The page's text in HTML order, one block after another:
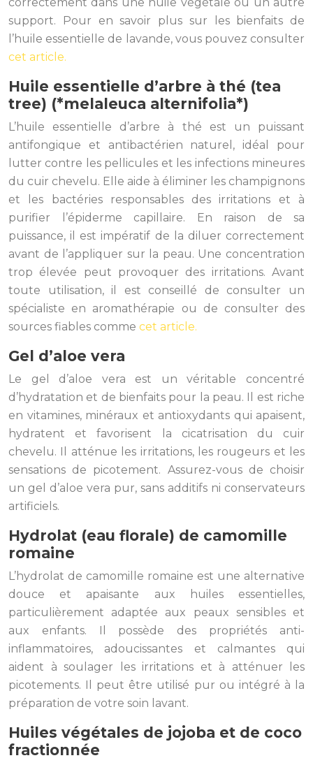
support. Pour en savoir plus sur les bienfaits de
l’huile essentielle de lavande, vous pouvez consulter
cet article.
Huile essentielle d’arbre à thé (tea
tree) (*melaleuca alternifolia*)
L’huile essentielle d’arbre à thé est un puissant
antifongique et antibactérien naturel, idéal pour
lutter contre les pellicules et les infections mineures
du cuir chevelu. Elle aide à éliminer les champignons
et les bactéries responsables des irritations et à
purifier l’épiderme capillaire. En raison de sa
puissance, il est impératif de la diluer correctement
avant de l’appliquer sur la peau. Une concentration
trop élevée peut provoquer des irritations. Avant
toute utilisation, il est conseillé de consulter un
spécialiste en aromathérapie ou de consulter des
sources fiables comme cet article.
Gel d’aloe vera
Le gel d’aloe vera est un véritable concentré
d’hydratation et de bienfaits pour la peau. Il est riche
en vitamines, minéraux et antioxydants qui apaisent,
hydratent et favorisent la cicatrisation du cuir
chevelu. Il atténue les irritations, les rougeurs et les
sensations de picotement. Assurez-vous de choisir
un gel d’aloe vera pur, sans additifs ni conservateurs
artificiels.
Hydrolat (eau florale) de camomille
romaine
L’hydrolat de camomille romaine est une alternative
douce et apaisante aux huiles essentielles,
particulièrement adaptée aux peaux sensibles et
aux enfants. Il possède des propriétés anti-
inflammatoires, adoucissantes et calmantes qui
aident à soulager les irritations et à atténuer les
picotements. Il peut être utilisé pur ou intégré à la
préparation de votre soin lavant.
Huiles végétales de jojoba et de coco
fractionnée